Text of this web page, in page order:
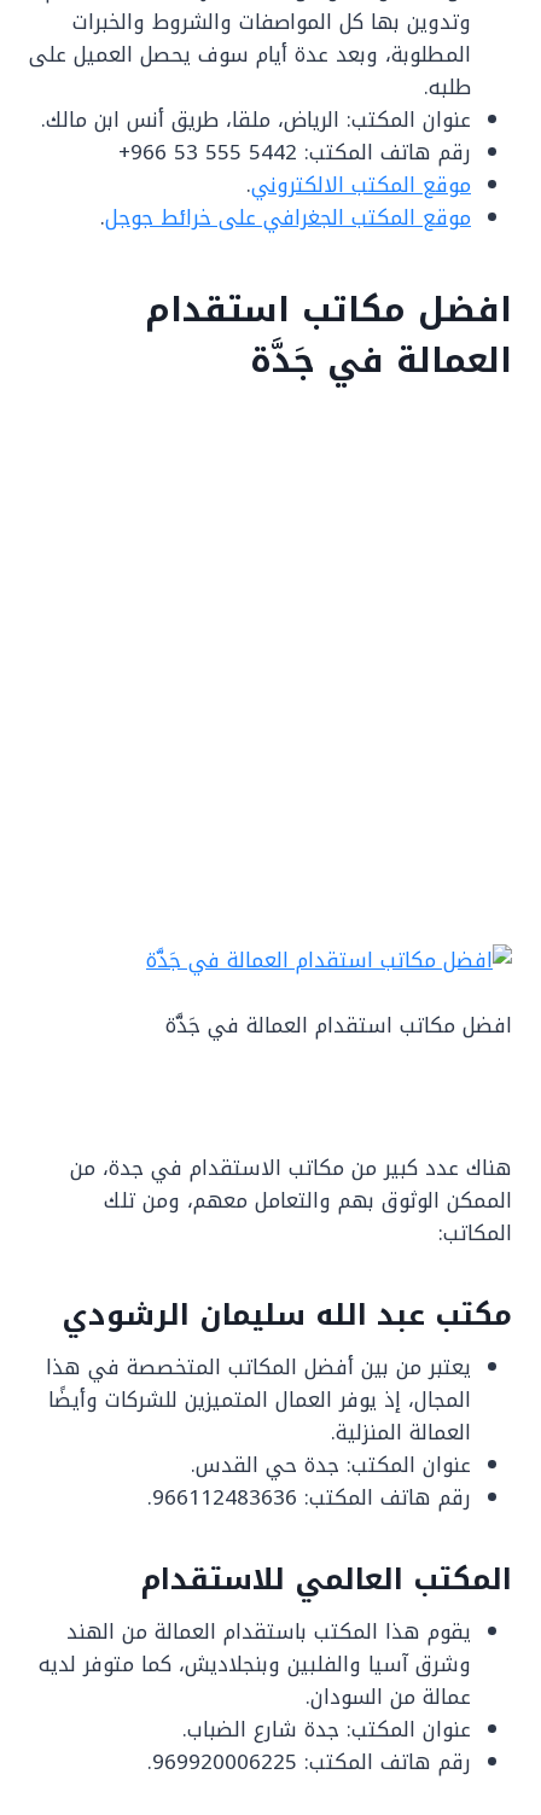
وتدوين بها كل المواصفات والشروط والخبرات
المطلوبة، وبعد عدة أيام سوف يحصل العميل على
طلبه.
عنوان المكتب: الرياض، ملقا، طريق أنس ابن مالك.
رقم هاتف المكتب: ‏‪‏‪‬‏‪‏‪‏‪‏‪‏‪‏‪‏‪‏‪‏‪‏‪‏‪‏‪‏‪‏‪‏‪‏‪+966 53 555 5442‬‏
موقع المكتب الالكتروني.
موقع المكتب الجغرافي على خرائط جوجل.
افضل مكاتب استقدام
العمالة في جَدَّة
افضل مكاتب استقدام العمالة في جَدَّة
هناك عدد كبير من مكاتب الاستقدام في جدة، من
الممكن الوثوق بهم والتعامل معهم، ومن تلك
المكاتب:
مكتب عبد الله سليمان الرشودي
يعتبر من بين أفضل المكاتب المتخصصة في هذا
المجال، إذ يوفر العمال المتميزين للشركات وأيضًا
العمالة المنزلية.
عنوان المكتب: جدة حي القدس.
رقم هاتف المكتب: 966112483636.
المكتب العالمي للاستقدام
يقوم هذا المكتب باستقدام العمالة من الهند
وشرق آسيا والفلبين وبنجلاديش، كما متوفر لديه
عمالة من السودان.
عنوان المكتب: جدة شارع الضباب.
رقم هاتف المكتب: 969920006225.